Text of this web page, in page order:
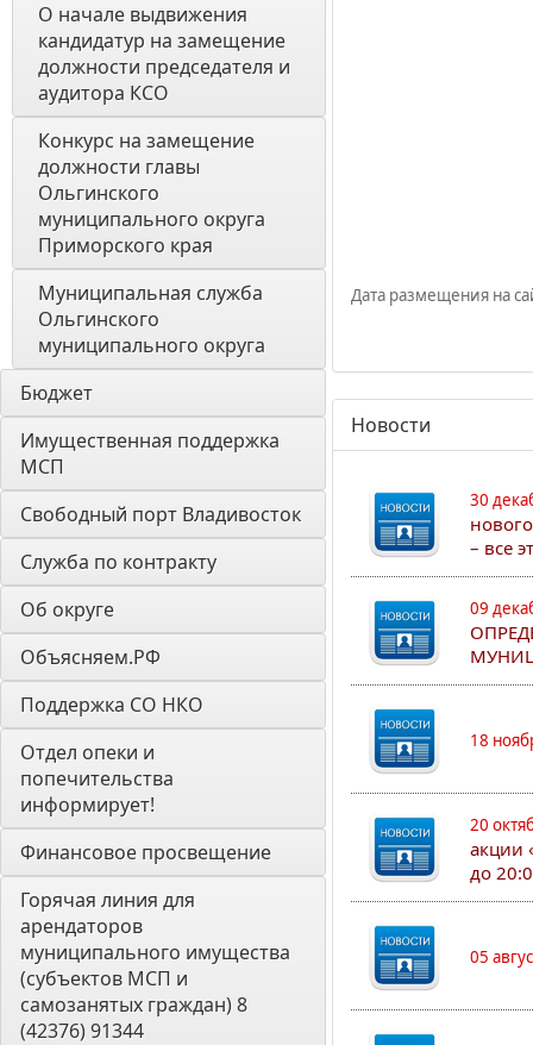
О начале выдвижения
кандидатур на замещение
должности председателя и
аудитора КСО
Конкурс на замещение
должности главы
Ольгинского
муниципального округа
Приморского края
Муниципальная служба
Ольгинского
муниципального округа
Бюджет
Имущественная поддержка
МСП
Свободный порт Владивосток
Служба по контракту
Об округе
Объясняем.РФ
Поддержка СО НКО
Отдел опеки и
попечительства
информирует!
Финансовое просвещение
Горячая линия для
арендаторов
муниципального имущества
(субъектов МСП и
самозанятых граждан) 8
(42376) 91344
Дата размещения на
Новости
30
– все
09
18
20
акции
до
05